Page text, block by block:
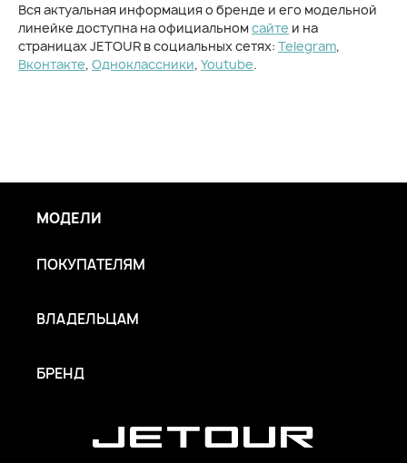
Вся актуальная информация о бренде и его модельной
линейке доступна на официальномсайте и на
страницах JETOUR в социальных сетях: Telegram,
Вконтакте, Одноклассники, Youtube.
МОДЕЛИ
ПОКУПАТЕЛЯМ
ВЛАДЕЛЬЦАМ
БРЕНД